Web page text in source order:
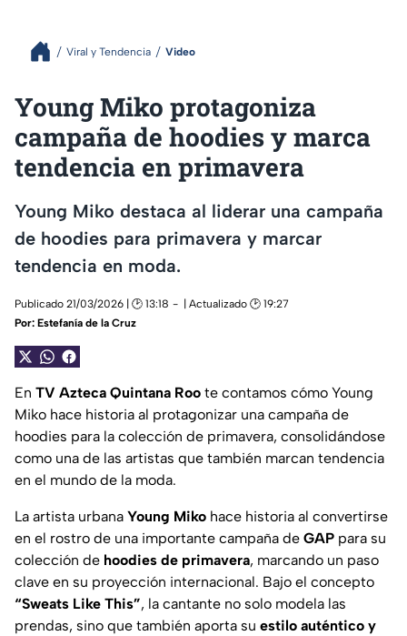
Viral y Tendencia Video
Young Miko protagoniza
campaña de hoodies y marca
tendencia en primavera
Young Miko destaca al liderar una campaña
de hoodies para primavera y marcar
tendencia en moda.
Publicado 21/03/2026 | 🕑 13:18
| Actualizado 🕑 19:27
Por: Estefanía de la Cruz
En TV Azteca Quintana Roo te contamos cómo Young
Miko hace historia al protagonizar una campaña de
hoodies para la colección de primavera, consolidándose
como una de las artistas que también marcan tendencia
en el mundo de la moda.
La artista urbana Young Miko hace historia al convertirse
en el rostro de una importante campaña de GAP para su
colección de hoodies de primavera, marcando un paso
clave en su proyección internacional. Bajo el concepto
“Sweats Like This”, la cantante no solo modela las
prendas, sino que también aporta su estilo auténtico y